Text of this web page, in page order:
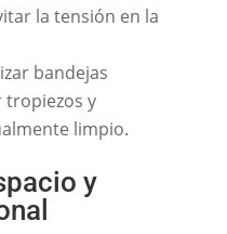
la tensión en la
bandejas
tropiezos y
limpio.
y